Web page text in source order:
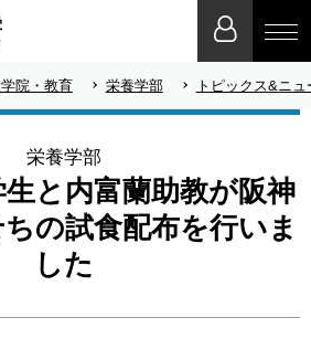
院・教育 栄養学部 トピックス&ニ
栄養学部
と内富蘭助教が阪神
の試食配布を行いま
した